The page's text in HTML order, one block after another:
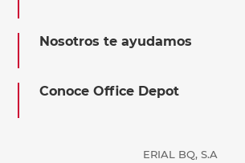
Nosotros te ayudamos
Conoce Office Depot
ERIAL BQ, S.A